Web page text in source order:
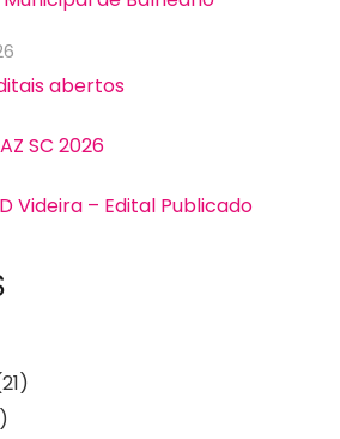
abertos
SC 2026
Videira – Edital Publicado